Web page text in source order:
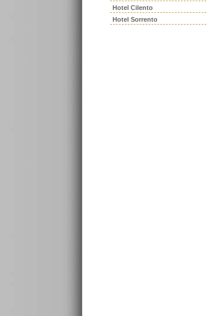
Hotel Cilento
Hotel Sorrento